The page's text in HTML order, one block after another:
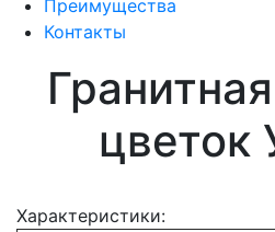
Преимущества
Контакты
цветок
Характеристики: